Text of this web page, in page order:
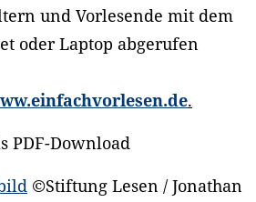
und Vorlesende mit dem
oder Laptop abgerufen
.
PDF-Download
©Stiftung Lesen / Jonathan